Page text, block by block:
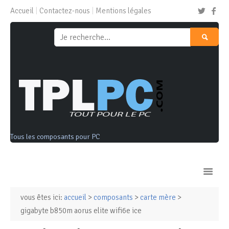
Accueil Contactez-nous Mentions légales
Tous les composants pour PC
Ordinateurs & Tablettes
vous êtes ici: accueil > composants > carte mère >
gigabyte b850m aorus elite wifi6e ice